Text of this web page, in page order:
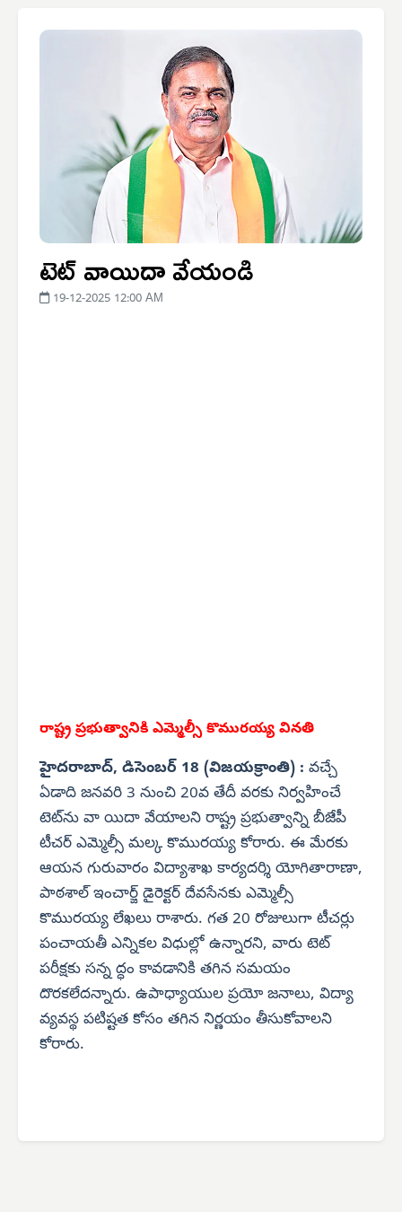
టెట్ వాయిదా వేయండి
19-12-2025 12:00 AM
రాష్ట్ర ప్రభుత్వానికి ఎమ్మెల్సీ కొమురయ్య వినతి
హైదరాబాద్, డిసెంబర్ 18 (విజయక్రాంతి) : వచ్చే
ఏడాది జనవరి 3 నుంచి 20వ తేదీ వరకు నిర్వహించే
టెట్‌ను వా యిదా వేయాలని రాష్ట్ర ప్రభుత్వాన్ని బీజేపీ
టీచర్ ఎమ్మెల్సీ మల్క కొమురయ్య కోరారు. ఈ మేరకు
ఆయన గురువారం విద్యాశాఖ కార్యదర్శి యోగితారాణా,
పాఠశాల్ ఇంచార్జ్ డైరెక్టర్ దేవసేనకు ఎమ్మెల్సీ
కొమురయ్య లేఖలు రాశారు. గత 20 రోజులుగా టీచర్లు
పంచాయతీ ఎన్నికల విధుల్లో ఉన్నారని, వారు టెట్
పరీక్షకు సన్న ద్ధం కావడానికి తగిన సమయం
దొరకలేదన్నారు. ఉపాధ్యాయుల ప్రయో జనాలు, విద్యా
వ్యవస్థ పటిష్టత కోసం తగిన నిర్ణయం తీసుకోవాలని
కోరారు.